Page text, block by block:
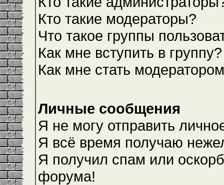
Кто такие модераторы?
Что такое группы
Как мне вступить в группу?
Как мне стать
Личные сообщения
Я не могу отправить
Я всё время получаю
Я получил спам или
форума!